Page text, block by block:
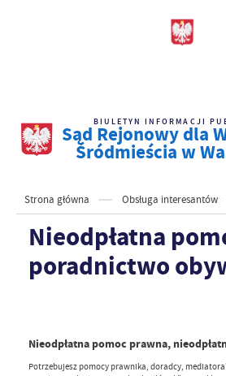
BIULETYN INFORMACJI
Sąd Rejonowy dla
Śródmieścia w
Strona główna Obsługa interesantów
Nieodpłatna
poradnictwo
Nieodpłatna pomoc prawna,
Potrzebujesz pomocy prawnika, doradcy,